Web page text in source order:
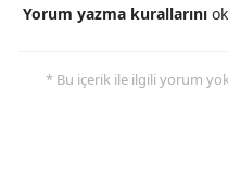
Yorum yazma kurallarını
* Bu içerik ile ilgili yorum